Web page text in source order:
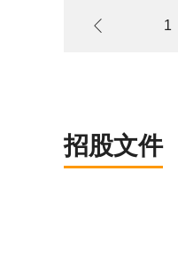
 1
招股文件